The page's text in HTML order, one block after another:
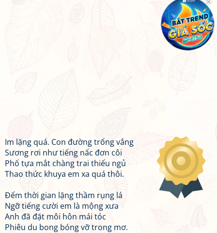
Im lặng quá. Con đường trống vắng
Sương rơi như tiếng nấc đơn côi
Phố tựa mắt chàng trai thiếu ngủ
Thao thức khuya em xa quá thôi.
Đếm thời gian lặng thầm rụng lá
Ngỡ tiếng cười em là mộng xưa
Anh đã đặt môi hôn mái tóc
Phiêu du bong bóng vỡ trong mơ.